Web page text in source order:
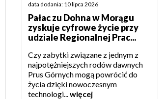
data dodania: 10 lipca 2026
Pałac zu Dohna w Morągu
zyskuje cyfrowe życie przy
udziale Regionalnej Prac...
Czy zabytki związane z jednym z
najpotężniejszych rodów dawnych
Prus Górnych mogą powrócić do
życia dzięki nowoczesnym
technologi...więcej